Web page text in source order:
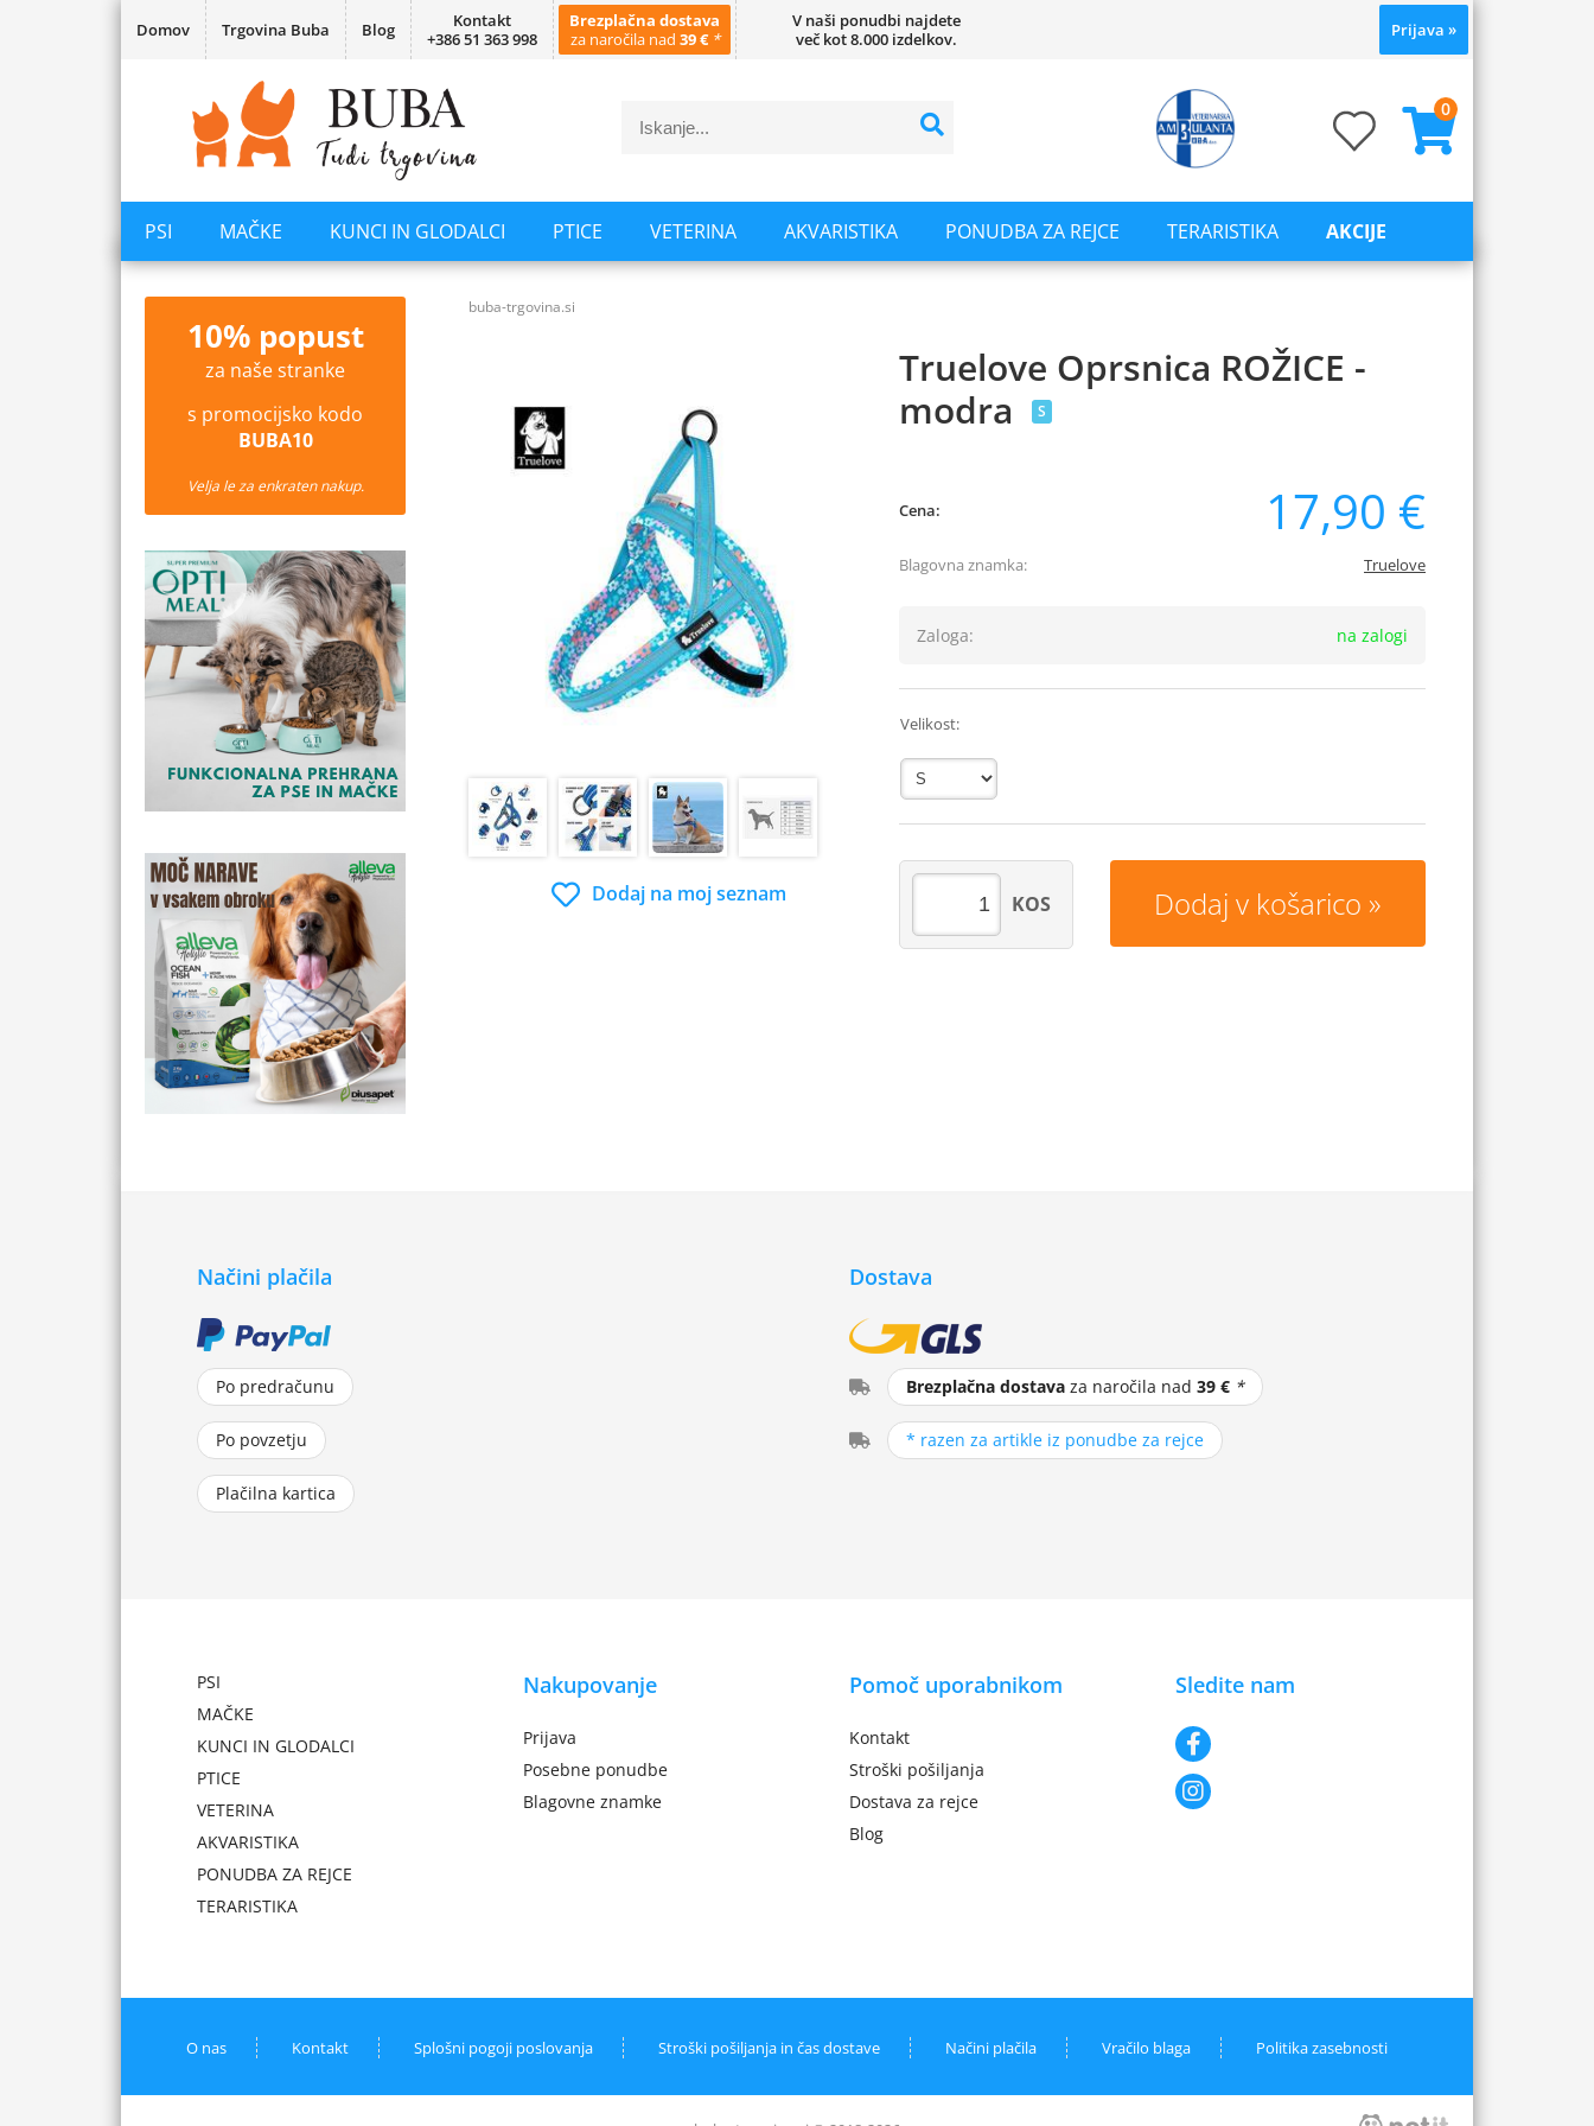
Domov Trgovina Buba Blog
Kontakt
+386 51 363 998
Brezplačna dostava
za naročila nad 39 € *
V naši ponudbi najdete
več kot 8.000 izdelkov.
Prijava »
0
PSI MAČKE KUNCI IN GLODALCI PTICE VETERINA AKVARISTIKA PONUDBA ZA REJCE TERARISTIKA AKCIJE
10% popust
za naše stranke
s promocijsko kodo
BUBA10
Velja le za enkraten nakup.
buba-trgovina.si
Truelove Oprsnica ROŽICE -
modra
S
Dodaj na moj seznam
Cena: 17,90 €
Blagovna znamka: Truelove
Zaloga: na zalogi
Velikost:
Dodaj v košarico
KOS
Načini plačila
Po predračunu
Po povzetju
Plačilna kartica
Dostava
Brezplačna dostavaza naročila nad 39 € *
* razen za artikle iz ponudbe za rejce
PSI
MAČKE
KUNCI IN GLODALCI
PTICE
VETERINA
AKVARISTIKA
PONUDBA ZA REJCE
TERARISTIKA
Nakupovanje
Prijava
Posebne ponudbe
Blagovne znamke
Pomoč uporabnikom
Kontakt
Stroški pošiljanja
Dostava za rejce
Blog
Sledite nam
O nas Kontakt Splošni pogoji poslovanja Stroški pošiljanja in čas dostave Načini plačila Vračilo blaga Politika zasebnosti